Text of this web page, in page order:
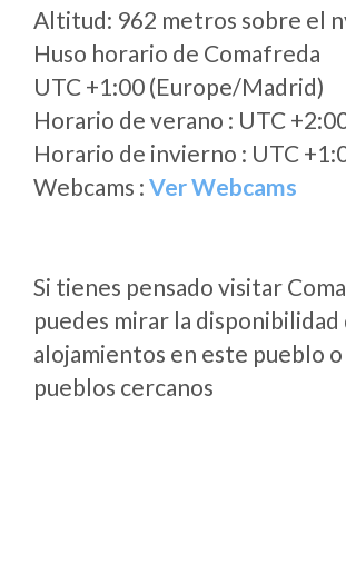
Altitud: 962 metros sobre el
Huso horario de Comafreda
UTC +1:00 (Europe/Madrid)
Horario de verano : UTC
Horario de invierno : UTC
Webcams : Ver Webcams
Si tienes pensado visitar
puedes mirar la disponibilidad
alojamientos en este pueblo o
pueblos cercanos